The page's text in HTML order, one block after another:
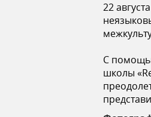
з
д
е
с
22
С
школы